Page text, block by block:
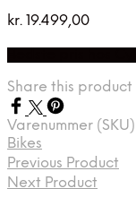
kr. 19.499,00
Share this product
Varenummer
Bikes
Previous Product
Next Product